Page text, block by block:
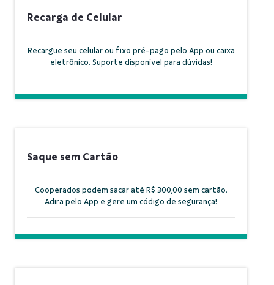
Recarga de Celular
Recargue seu celular ou fixo pré-pago pelo App ou caixa
eletrônico. Suporte disponível para dúvidas!
Saque sem Cartão
Cooperados podem sacar até R$ 300,00 sem cartão.
Adira pelo App e gere um código de segurança!